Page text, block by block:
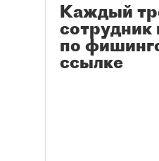
Каждый
сотрудник
по
ссылке